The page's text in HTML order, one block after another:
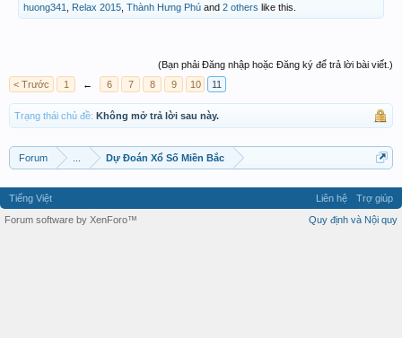
huong341 Relax 2015 Thành Hưng Phú and 2 others like this.
(Bạn phải Đăng nhập hoặc Đăng ký để trả lời bài viết.)
< Trước
1 ← 6 7 8 9 10 11
Trạng thái chủ đề: Không mở trả lời sau này.
Forum Dự Đoán Xổ Số Miền Bắc
Tiếng Việt Liên hệ
Trợ giúp
Quy định và Nội quy
Forum software by XenForo™